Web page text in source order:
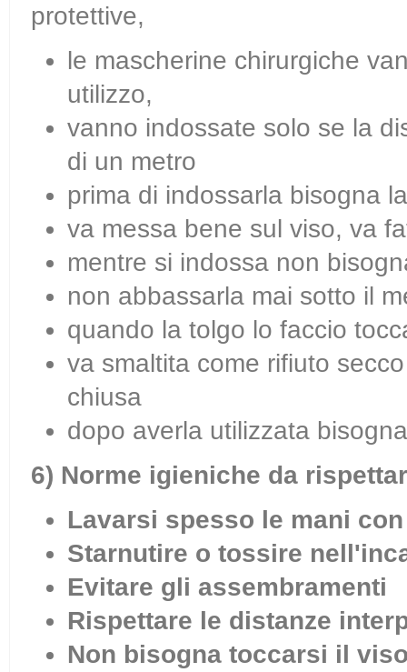
protettive,
le mascherine chirurgiche
utilizzo,
vanno indossate solo se la
di un metro
prima di indossarla bisogna
va messa bene sul viso, va
mentre si indossa non
non abbassarla mai sotto il
quando la tolgo lo faccio
va smaltita come rifiuto
chiusa
dopo averla utilizzata
6) Norme igieniche da
Lavarsi spesso le mani
Starnutire o tossire
Evitare gli assembramenti
Rispettare le distanze
Non bisogna toccarsi il